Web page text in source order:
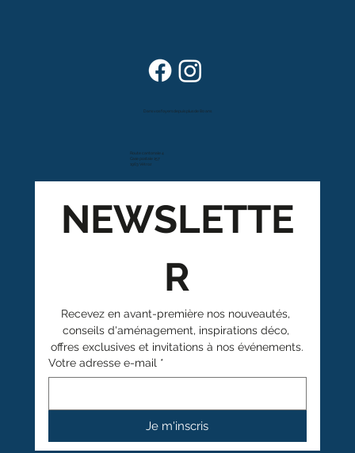
Route cantonale 4
Case postale 157
1963 Vétroz
Dans vos foyers depuis plus de 80 ans
NEWSLETTE
R
Recevez en avant-première nos nouveautés,
conseils d'aménagement, inspirations déco,
offres exclusives et invitations à nos événements.
Votre adresse e-mail *
Je m'inscris